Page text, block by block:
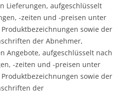
Lieferungen, aufgeschlüsselt
-zeiten und -preisen unter
Produktbezeichnungen sowie der
der Abnehmer,
Angebote, aufgeschlüsselt nach
-zeiten und -preisen unter
Produktbezeichnungen sowie der
der